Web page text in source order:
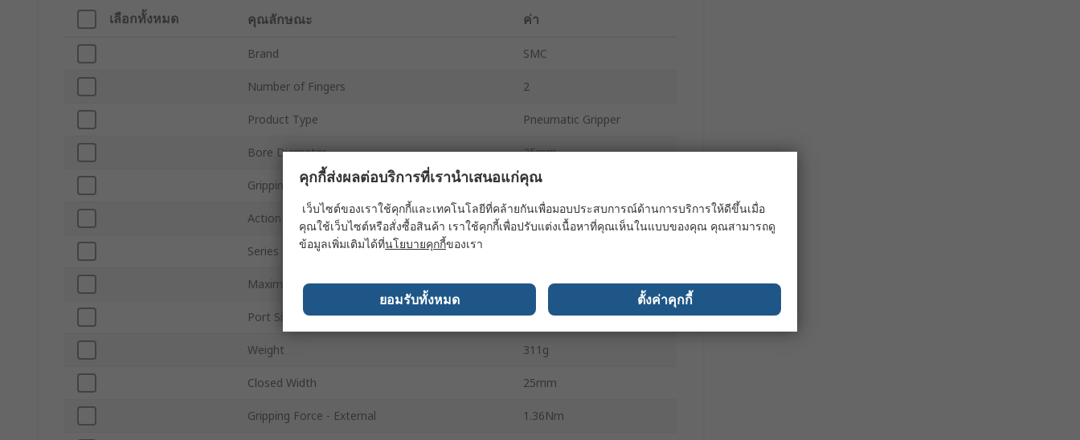
เลือกทั้งหมด คุณลักษณะ ค่า
Brand SMC
Number of Fingers 2
Product Type Pneumatic Gripper
Bore Diameter 25mm
Gripping Type Angle
Action Type Double Acting
Series
Maximum Operating Pressure 0.6 Mpa
Port Size M5 x 0.8
Weight 311g
Closed Width 25mm
Gripping Force - External 1.36Nm
คุกกี้ส่งผลต่อบริการที่เรานำเสนอแก่คุณ
เว็บไซต์ของเราใช้คุกกี้และเทคโนโลยีที่คล้ายกันเพื่อมอบประสบการณ์ด้านการบริการให้ดีขึ้นเมื่อ
คุณใช้เว็บไซต์หรือสั่งซื้อสินค้า เราใช้คุกกี้เพื่อปรับแต่งเนื้อหาที่คุณเห็นในแบบของคุณ คุณสามารถดู
ข้อมูลเพิ่มเติมได้ที่นโยบายคุกกี้ของเรา
ยอมรับทั้งหมด ตั้งค่าคุกกี้